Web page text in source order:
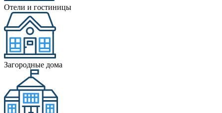
Отели и гостиницы
Загородные дома